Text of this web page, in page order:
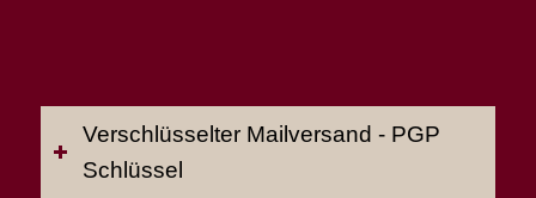
Verschlüsselter Mailversand - PGP
Schlüssel